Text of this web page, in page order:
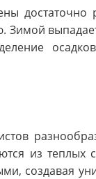
Зимой
из
создавая